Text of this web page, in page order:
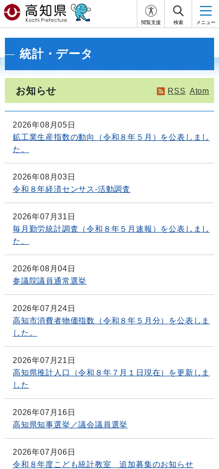
閲覧支援 検索 メニュー
統計・データ
お知らせ RSS Atom
2026年08月05日
鉱工業生産指数の動向（令和８年５月）を公表しまし
た。
2026年08月03日
令和８年経済センサス-活動調査
2026年07月31日
毎月勤労統計調査（令和８年５月速報）を公表しまし
た。
2026年08月04日
参議院議員通常選挙
2026年07月24日
高知市消費者物価指数（令和８年５月分）を公表しま
した。
2026年07月21日
高知県推計人口（令和８年７月１日現在）を更新しま
した
2026年07月16日
高知県知事選挙／議会議員選挙
2026年07月06日
令和８年度こども統計教室 追加募集のお知らせ